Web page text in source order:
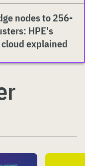
nodes to 256-
HPE's
explained